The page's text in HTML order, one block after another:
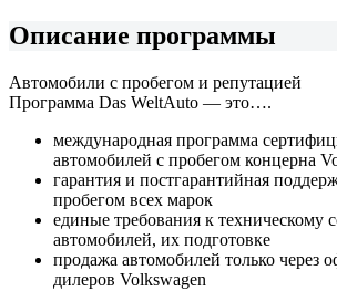
Описание программы
Автомобили с пробегом и репутацией
Программа Das WeltAuto — это….
международная программа
автомобилей с пробегом концерна
гарантия и постгарантийная
пробегом всех марок
единые требования к техническому
автомобилей, их подготовке
продажа автомобилей только через
дилеров Volkswagen